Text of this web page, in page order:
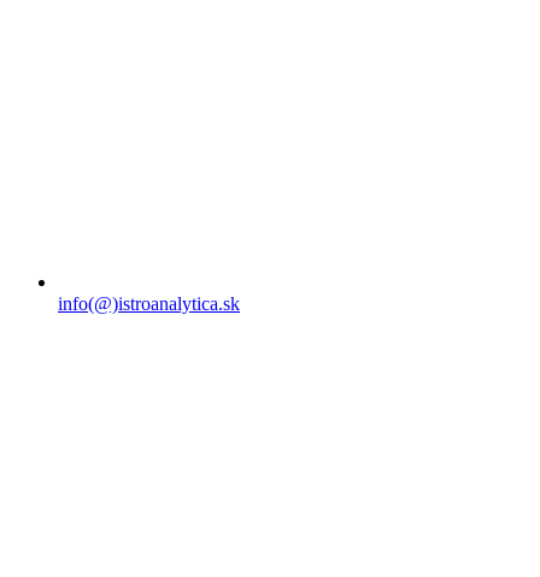
info(@)istroanalytica.sk